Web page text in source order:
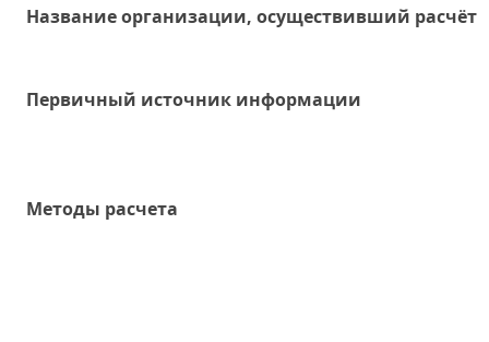
Название организации, осуществивший расчёт
Первичный источник информации
Методы расчета